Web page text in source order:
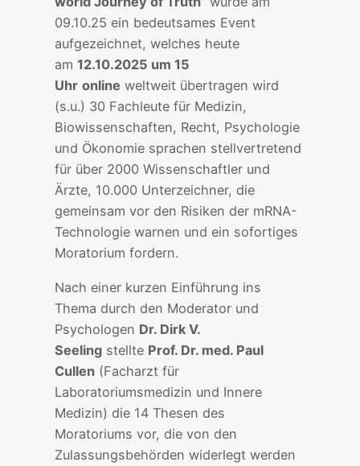
09.10.25 ein bedeutsames Event
aufgezeichnet, welches heute
am 12.10.2025 um 15
Uhr online weltweit übertragen wird
(s.u.) 30 Fachleute für Medizin,
Biowissenschaften, Recht, Psychologie
und Ökonomie sprachen stellvertretend
für über 2000 Wissenschaftler und
Ärzte, 10.000 Unterzeichner, die
gemeinsam vor den Risiken der mRNA-
Technologie warnen und ein sofortiges
Moratorium fordern.
Nach einer kurzen Einführung ins
Thema durch den Moderator und
Psychologen Dr. Dirk V.
Seeling stellte Prof. Dr. med. Paul
Cullen (Facharzt für
Laboratoriumsmedizin und Innere
Medizin) die 14 Thesen des
Moratoriums vor, die von den
Zulassungsbehörden widerlegt werden